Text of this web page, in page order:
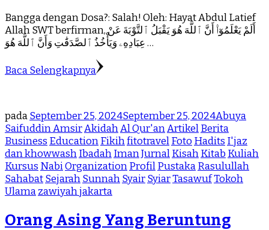
Bangga dengan Dosa?: Salah! Oleh: Hayat Abdul Latief
Allah SWT berfirman, أَلَمْ يَعْلَمُوٓا۟ أَنَّ ٱللَّهَ هُوَ يَقْبَلُ ٱلتَّوْبَةَ عَنْ
عِبَادِهِۦ وَيَأْخُذُ ٱلصَّدَقَٰتِ وَأَنَّ ٱللَّهَ هُوَ …
Baca Selengkapnya
padaSeptember 25, 2024September 25, 2024Abuya
Saifuddin AmsirAkidahAl Qur'anArtikelBerita
Business EducationFikihfitotravelFoto Hadits I'jaz
dan khowwashIbadahImanJurnalKisahKitab Kuliah
Kursus NabiOrganizationProfilPustakaRasulullah
SahabatSejarahSunnahSyairSyiarTasawufTokoh
Ulamazawiyah jakarta
Orang Asing Yang Beruntung